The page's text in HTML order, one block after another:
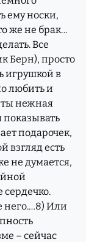
ему носки,
же не брак…
Все
Берн), просто
игрушкой в
любить и
ты нежная
показывать
подарочек,
взгляд есть
не думается,
него.…8) Или
– сейчас